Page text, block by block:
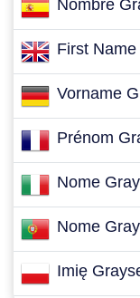
Nombre
First
Vorname
Prénom
Nome
Nome
Imię